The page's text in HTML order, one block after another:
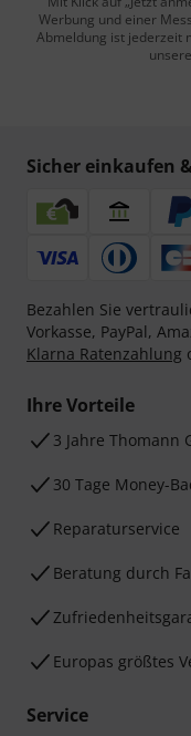
Werbung und einer
Abmeldung ist jederzeit
Sicher einkaufen
Bezahlen Sie
Vorkasse, PayPal,
Klarna Ratenzahlung
Ihre Vorteile
3 Jahre Thomann
30 Tage Money-
Reparaturservice
Beratung durch
Europas größtes
Service